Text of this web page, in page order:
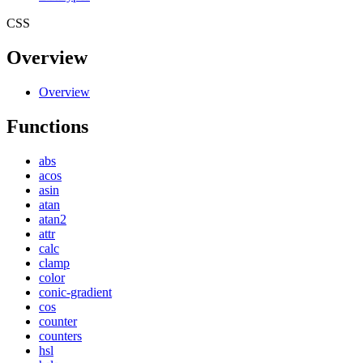
CSS
Overview
Overview
Functions
abs
acos
asin
atan
atan2
attr
calc
clamp
color
conic-gradient
cos
counter
counters
hsl